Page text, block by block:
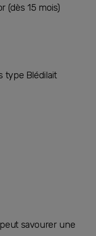
(dès 15 mois)
type Blédilait
savourer une